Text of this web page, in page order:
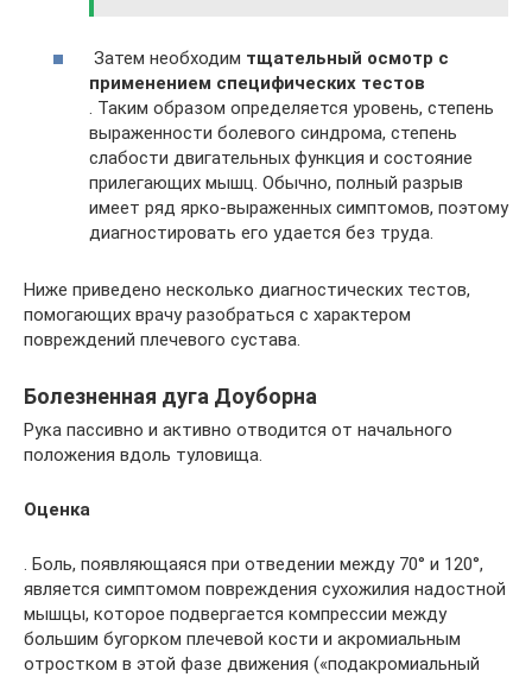
Затем необходим тщательный осмотр с
применением специфических тестов
. Таким образом определяется уровень, степень
выраженности болевого синдрома, степень
слабости двигательных функция и состояние
прилегающих мышц. Обычно, полный разрыв
имеет ряд ярко-выраженных симптомов, поэтому
диагностировать его удается без труда.
Ниже приведено несколько диагностических тестов,
помогающих врачу разобраться с характером
повреждений плечевого сустава.
Болезненная дуга Доуборна
Рука пассивно и активно отводится от начального
положения вдоль туловища.
Оценка
. Боль, появляющаяся при отведении между 70° и 120°,
является симптомом повреждения сухожилия надостной
мышцы, которое подвергается компрессии между
большим бугорком плечевой кости и акромиальным
отростком в этой фазе движения («подакромиальный